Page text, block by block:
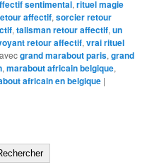
sentimental,rituel magie
affectif,sorcier retour
,talisman retour affectif,un
retour affectif,vrai rituel
grand marabout paris,grand
,marabout africain belgique,
africain en belgique |